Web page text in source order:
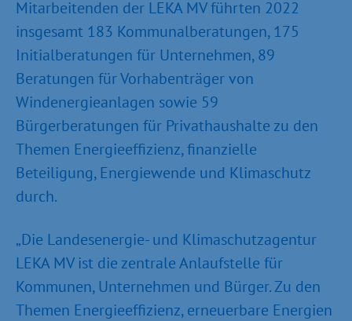
Mitarbeitenden der LEKA MV führten 2022
insgesamt 183 Kommunalberatungen, 175
Initialberatungen für Unternehmen, 89
Beratungen für Vorhabenträger von
Windenergieanlagen sowie 59
Bürgerberatungen für Privathaushalte zu den
Themen Energieeffizienz, finanzielle
Beteiligung, Energiewende und Klimaschutz
durch.
„Die Landesenergie- und Klimaschutzagentur
LEKA MV ist die zentrale Anlaufstelle für
Kommunen, Unternehmen und Bürger. Zu den
Themen Energieeffizienz, erneuerbare Energien